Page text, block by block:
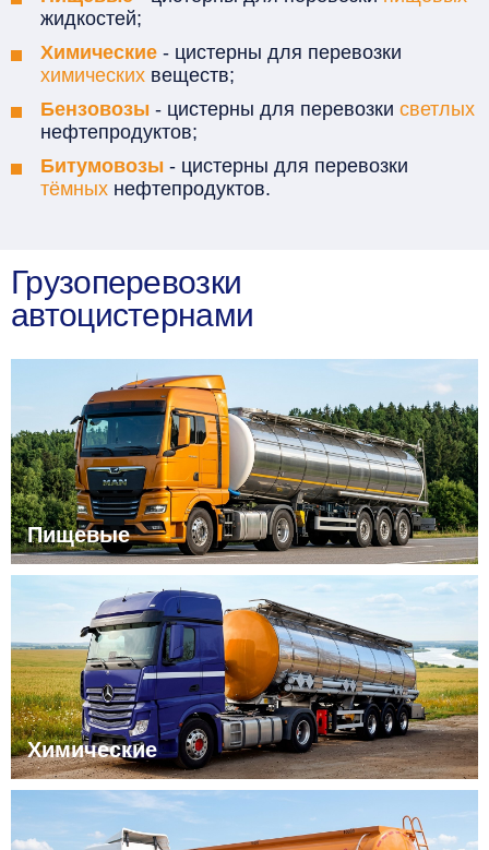
жидкостей;
Химические - цистерны для перевозки
химических веществ;
Бензовозы - цистерны для перевозки светлых
нефтепродуктов;
Битумовозы - цистерны для перевозки
тёмных нефтепродуктов.
Грузоперевозки
автоцистернами
Пищевые
Химические